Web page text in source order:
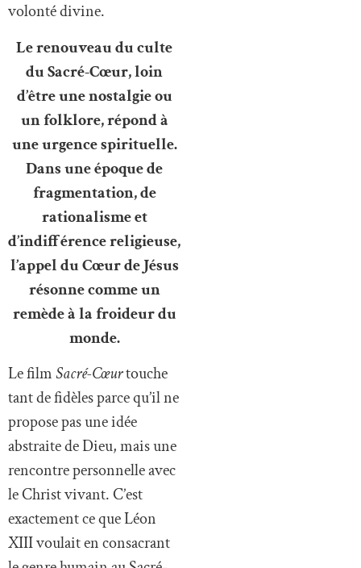
volonté divine.
Le renouveau du culte
du Sacré-Cœur, loin
d’être une nostalgie ou
un folklore, répond à
une urgence spirituelle.
Dans une époque de
fragmentation, de
rationalisme et
d’indifférence religieuse,
l’appel du Cœur de Jésus
résonne comme un
remède à la froideur du
monde.
Le filmSacré-Cœurtouche
tant de fidèles parce qu’il ne
propose pas une idée
abstraite de Dieu, mais une
rencontre personnelle avec
le Christ vivant. C’est
exactement ce que Léon
XIII voulait en consacrant